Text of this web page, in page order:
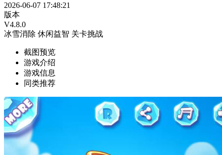
2026-06-07 17:48:21
版本
V4.8.0
冰雪消除 休闲益智 关卡挑战
截图预览
游戏介绍
游戏信息
同类推荐